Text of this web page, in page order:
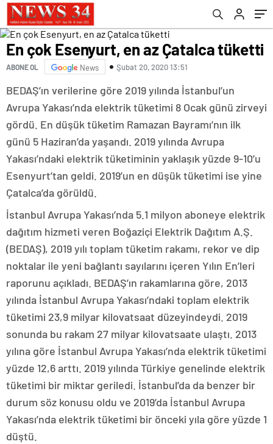
En çok Esenyurt, en az Çatalca tüketti
ABONE OL News Şubat 20, 2020 13:51
BEDAŞ’ın verilerine göre 2019 yılında İstanbul’un
Avrupa Yakası’nda elektrik tüketimi 8 Ocak günü zirveyi
gördü. En düşük tüketim Ramazan Bayramı’nın ilk
günü 5 Haziran’da yaşandı. 2019 yılında Avrupa
Yakası’ndaki elektrik tüketiminin yaklaşık yüzde 9-10’u
Esenyurt’tan geldi. 2019’un en düşük tüketimi ise yine
Çatalca’da görüldü.
İstanbul Avrupa Yakası’nda 5.1 milyon aboneye elektrik
dağıtım hizmeti veren Boğaziçi Elektrik Dağıtım A.Ş.
(BEDAŞ), 2019 yılı toplam tüketim rakamı, rekor ve dip
noktalar ile yeni bağlantı sayılarını içeren Yılın En’leri
raporunu açıkladı. BEDAŞ’ın rakamlarına göre, 2013
yılında İstanbul Avrupa Yakası’ndaki toplam elektrik
tüketimi 23,9 milyar kilovatsaat düzeyindeydi. 2019
sonunda bu rakam 27 milyar kilovatsaate ulaştı. 2013
yılına göre İstanbul Avrupa Yakası’nda elektrik tüketimi
yüzde 12,6 arttı. 2019 yılında Türkiye genelinde elektrik
tüketimi bir miktar geriledi. İstanbul’da da benzer bir
durum söz konusu oldu ve 2019’da İstanbul Avrupa
Yakası’nda elektrik tüketimi bir önceki yıla göre yüzde 1
düştü.